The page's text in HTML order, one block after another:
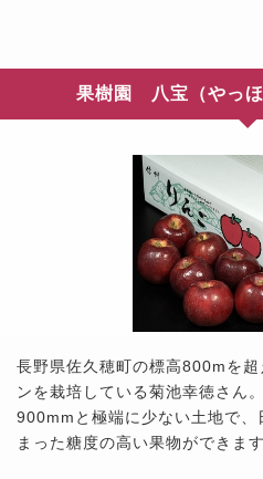
果樹園 八宝（やっ
長野県佐久穂町の標高800mを
ンを栽培している菊池幸徳さん
900mmと極端に少ない土地で
まった糖度の高い果物ができます